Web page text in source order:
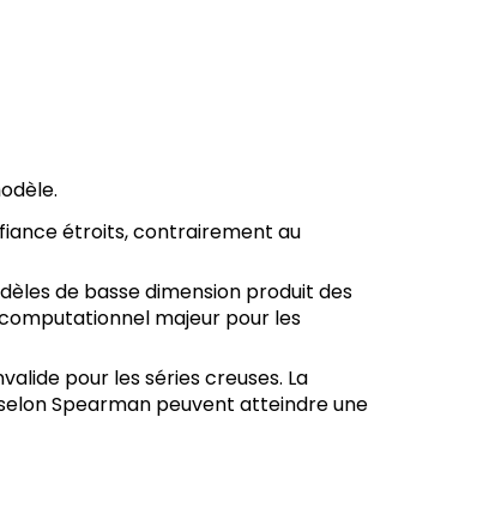
étroits, contrairement au
de basse dimension produit des
majeur pour les
pour les séries creuses. La
Spearman peuvent atteindre une